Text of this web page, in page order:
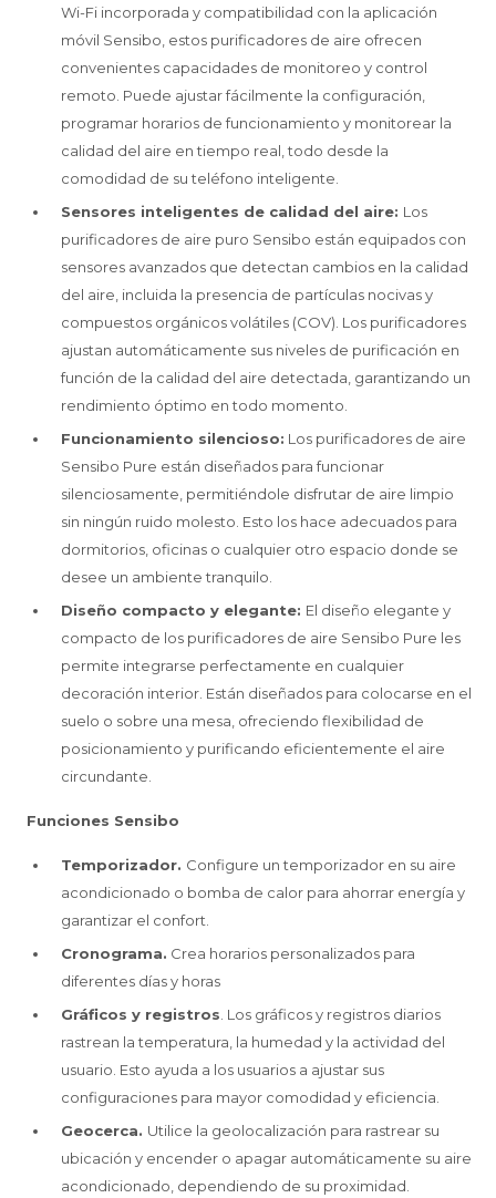
Wi-Fi incorporada y compatibilidad con la aplicación
móvil Sensibo, estos purificadores de aire ofrecen
convenientes capacidades de monitoreo y control
remoto. Puede ajustar fácilmente la configuración,
programar horarios de funcionamiento y monitorear la
calidad del aire en tiempo real, todo desde la
comodidad de su teléfono inteligente.
Sensores inteligentes de calidad del aire: Los
purificadores de aire puro Sensibo están equipados con
sensores avanzados que detectan cambios en la calidad
del aire, incluida la presencia de partículas nocivas y
compuestos orgánicos volátiles (COV). Los purificadores
ajustan automáticamente sus niveles de purificación en
función de la calidad del aire detectada, garantizando un
rendimiento óptimo en todo momento.
Funcionamiento silencioso: Los purificadores de aire
Sensibo Pure están diseñados para funcionar
silenciosamente, permitiéndole disfrutar de aire limpio
sin ningún ruido molesto. Esto los hace adecuados para
dormitorios, oficinas o cualquier otro espacio donde se
desee un ambiente tranquilo.
Diseño compacto y elegante: El diseño elegante y
compacto de los purificadores de aire Sensibo Pure les
permite integrarse perfectamente en cualquier
decoración interior. Están diseñados para colocarse en el
suelo o sobre una mesa, ofreciendo flexibilidad de
posicionamiento y purificando eficientemente el aire
circundante.
Funciones Sensibo
Temporizador. Configure un temporizador en su aire
acondicionado o bomba de calor para ahorrar energía y
garantizar el confort.
Cronograma. Crea horarios personalizados para
diferentes días y horas
Gráficos y registros . Los gráficos y registros diarios
rastrean la temperatura, la humedad y la actividad del
usuario. Esto ayuda a los usuarios a ajustar sus
configuraciones para mayor comodidad y eficiencia.
Geocerca. Utilice la geolocalización para rastrear su
ubicación y encender o apagar automáticamente su aire
acondicionado, dependiendo de su proximidad.